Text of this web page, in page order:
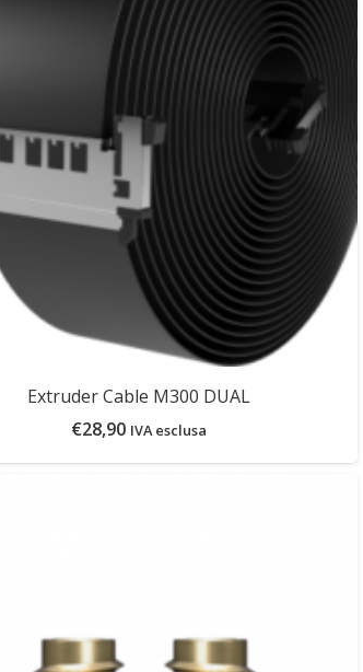
Extruder Cable M300 DUAL
€28,90 IVA esclusa